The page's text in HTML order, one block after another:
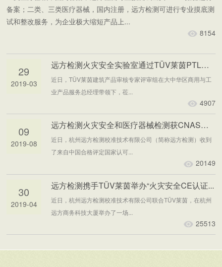
备案；二类、三类医疗器械，国内注册，远方检测可进行专业摸底测
试和整改服务，为企业极大缩短产品上...
8154
29
2019-03
远方检测火灾安全实验室通过TÜV莱茵PTL审核
近日，TÜV莱茵建筑产品审核专家评审组在大中华区商用与工
业产品服务总经理带领下，莅...
4907
09
2019-08
远方检测火灾安全和医疗器械检测获CNAS认可
近日，杭州远方检测校准技术有限公司（简称远方检测）收到
了来自中国合格评定国家认可...
20149
30
2019-04
远方检测携手TÜV莱茵举办“火灾安全CE认证...
近日，杭州远方检测校准技术有限公司联合TÜV莱茵，在杭州
远方商务科技大厦举办了一场...
25513